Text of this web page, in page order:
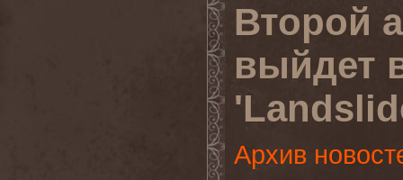
Второй
выйдет
Архив